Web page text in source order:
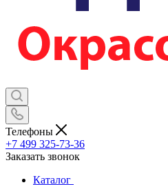
Телефоны
+7 499 325-73-36
Заказать звонок
Каталог